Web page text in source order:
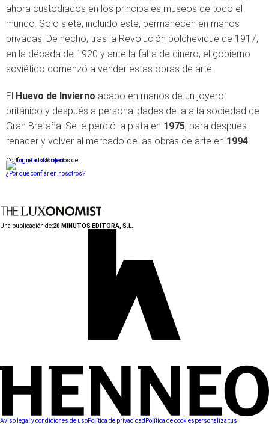
ahora custodiados en los principales museos de todo el
mundo. Solo siete, incluido este, permanecen en manos
privadas. De hecho, tras la Revolución bolchevique de 1917,
en la década de 1920 y ante la falta de dinero, el gobierno
soviético comenzó a vender estas obras de arte.
El Huevo de Invierno acabo en manos de un joyero
británico y después a personalidades de la alta sociedad de
Gran Bretaña. Se le perdió la pista en 1975, para después
renacer y volver al mercado de las obras de arte en 1994
Conforme a los criterios de
¿Por qué confiar en nosotros?
Una publicación de:20 MINUTOS EDITORA, S.L.
Aviso legal y condiciones de usoPolítica de privacidad Política de cookiespersonaliza tus